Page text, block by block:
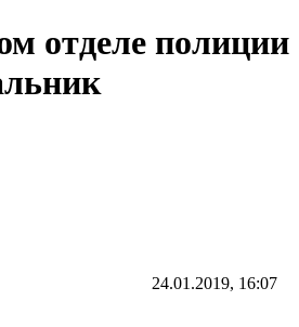
отделе полиции
24.01.2019, 16:07